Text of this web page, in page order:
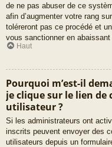
de ne pas abuser de ce
afin d’augmenter votre rang
toléreront pas ce procédé et
vous sanctionner en
Haut
Pourquoi m’est-il
je clique sur le lien de
utilisateur ?
Si les administrateurs ont
inscrits peuvent envoyer des
utilisateurs depuis un